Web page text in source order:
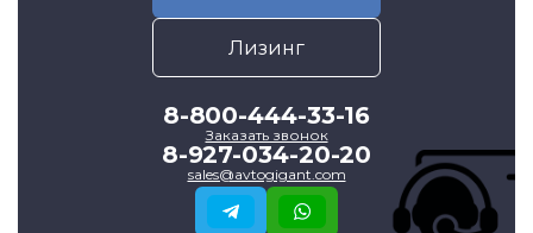
Лизинг
8-800-444-33-16
Заказать звонок
8-927-034-20-20
sales@avtogigant.com